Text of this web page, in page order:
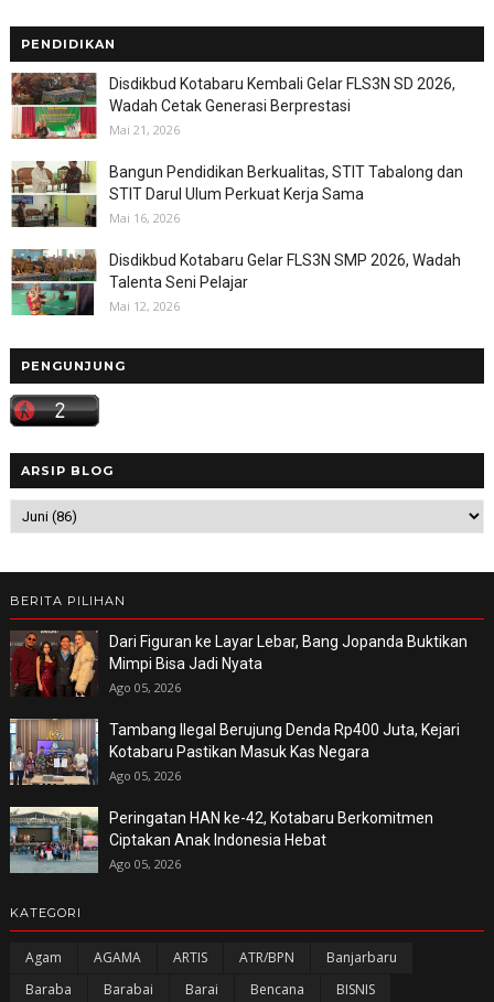
PENDIDIKAN
Disdikbud Kotabaru Kembali Gelar FLS3N SD 2026,
Wadah Cetak Generasi Berprestasi
Mai 21, 2026
Bangun Pendidikan Berkualitas, STIT Tabalong dan
STIT Darul Ulum Perkuat Kerja Sama
Mai 16, 2026
Disdikbud Kotabaru Gelar FLS3N SMP 2026, Wadah
Talenta Seni Pelajar
Mai 12, 2026
PENGUNJUNG
ARSIP BLOG
BERITA PILIHAN
Dari Figuran ke Layar Lebar, Bang Jopanda Buktikan
Mimpi Bisa Jadi Nyata
Ago 05, 2026
Tambang Ilegal Berujung Denda Rp400 Juta, Kejari
Kotabaru Pastikan Masuk Kas Negara
Ago 05, 2026
Peringatan HAN ke-42, Kotabaru Berkomitmen
Ciptakan Anak Indonesia Hebat
Ago 05, 2026
KATEGORI
Agam AGAMA ARTIS ATR/BPN
Banjarbaru
Baraba
Barabai Barai Bencana
BISNIS